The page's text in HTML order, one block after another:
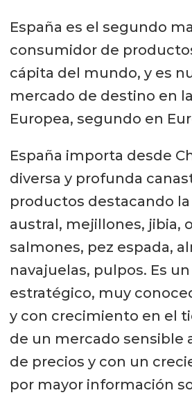
perspectivas de cierre
que se generaron, ya
contactos existentes
destacó el ejecutivo de
España es el segundo
consumidor de
cápita del mundo, y es
mercado de destino en
Europea, segundo en
España importa desde
diversa y profunda
productos destacando
austral, mejillones, jibia,
salmones, pez espada,
navajuelas, pulpos. Es
estratégico, muy
y con crecimiento en el
de un mercado sensible
de precios y con un
por mayor información